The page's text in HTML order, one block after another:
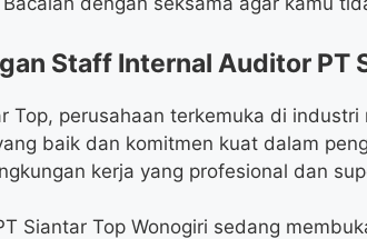
Staff Internal Auditor PT
Top, perusahaan terkemuka di
baik dan komitmen kuat dalam
kerja yang profesional dan
Siantar Top Wonogiri sedang